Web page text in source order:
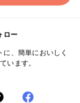
ロー
に、簡単においしく
います。